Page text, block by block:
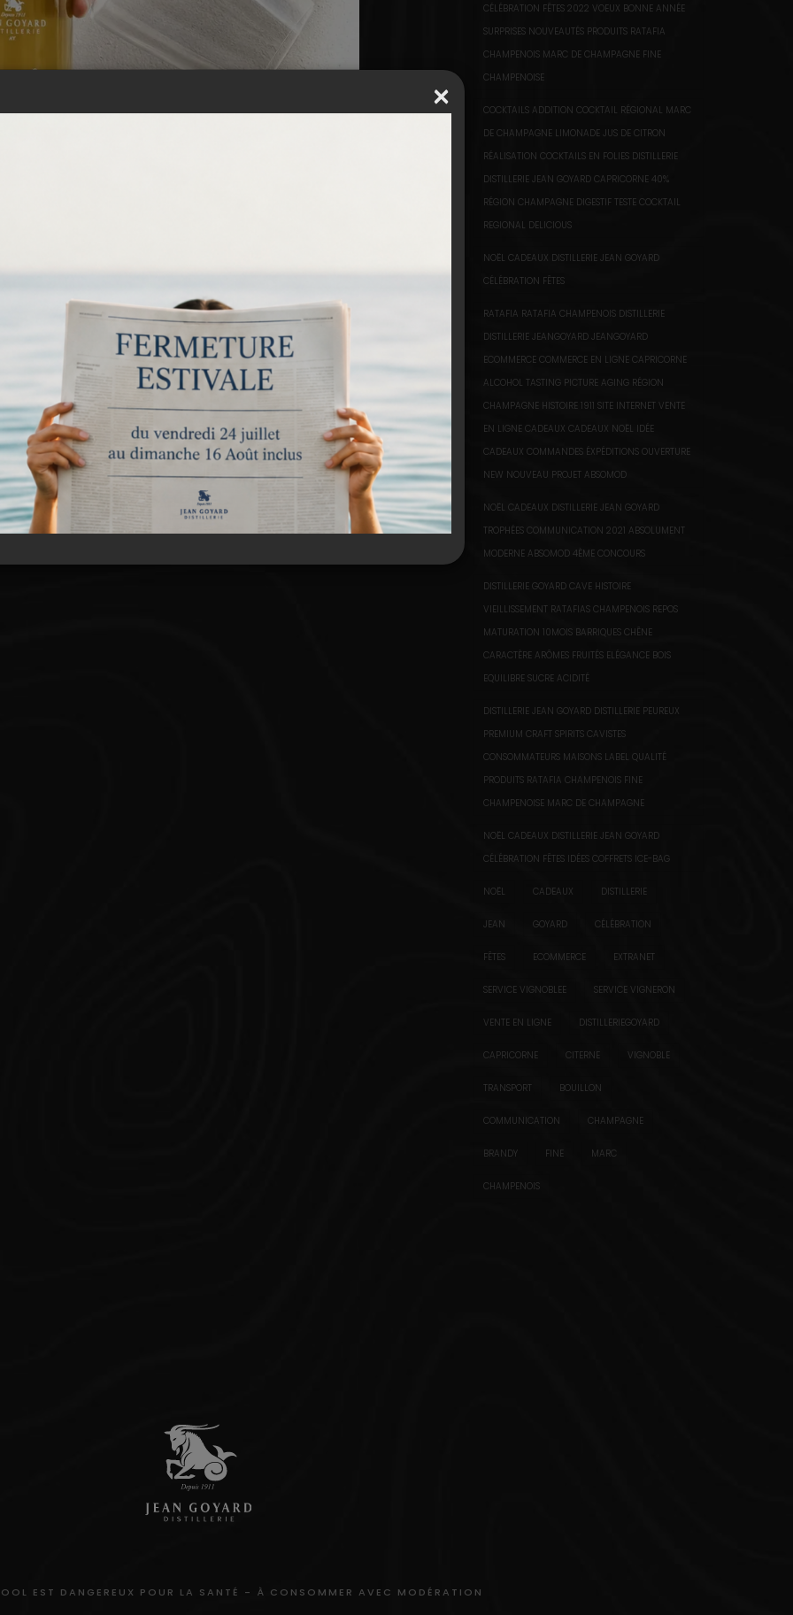
CÉLÉBRATION FÊTES 2022 VOEUX BONNE ANNÉE
SURPRISES NOUVEAUTÉS PRODUITS RATAFIA
CHAMPENOIS MARC DE CHAMPAGNE FINE
CHAMPENOISE
COCKTAILS ADDITION COCKTAIL RÉGIONAL MARC
DE CHAMPAGNE LIMONADE JUS DE CITRON
RÉALISATION COCKTAILS EN FOLIES DISTILLERIE
DISTILLERIE JEAN GOYARD CAPRICORNE 40%
RÉGION CHAMPAGNE DIGESTIF TESTE COCKTAIL
REGIONAL DELICIOUS
NOËL CADEAUX DISTILLERIE JEAN GOYARD
CÉLÉBRATION FÊTES
RATAFIA RATAFIA CHAMPENOIS DISTILLERIE
DISTILLERIE JEANGOYARD JEANGOYARD
ECOMMERCE COMMERCE EN LIGNE CAPRICORNE
ALCOHOL TASTING PICTURE AGING RÉGION
CHAMPAGNE HISTOIRE 1911 SITE INTERNET VENTE
EN LIGNE CADEAUX CADEAUX NOËL IDÉE
CADEAUX COMMANDES ÉXPÉDITIONS OUVERTURE
NEW NOUVEAU PROJET ABSOMOD
NOËL CADEAUX DISTILLERIE JEAN GOYARD
TROPHÉES COMMUNICATION 2021 ABSOLUMENT
MODERNE ABSOMOD 4ÈME CONCOURS
DISTILLERIE GOYARD CAVE HISTOIRE
VIEILLISSEMENT RATAFIAS CHAMPENOIS REPOS
MATURATION 10MOIS BARRIQUES CHÊNE
CARACTÈRE ARÔMES FRUITÉS ELÉGANCE BOIS
EQUILIBRE SUCRE ACIDITÉ
DISTILLERIE JEAN GOYARD DISTILLERIE PEUREUX
PREMIUM CRAFT SPIRITS CAVISTES
CONSOMMATEURS MAISONS LABEL QUALITÉ
PRODUITS RATAFIA CHAMPENOIS FINE
CHAMPENOISE MARC DE CHAMPAGNE
NOËL CADEAUX DISTILLERIE JEAN GOYARD
CÉLÉBRATION FÊTES IDÉES COFFRETS ICE-BAG
NOËL CADEAUX DISTILLERIE
JEAN GOYARD CÉLÉBRATION
FÊTES ECOMMERCE EXTRANET
SERVICE VIGNOBLEE SERVICE VIGNERON
VENTE EN LIGNE DISTILLERIEGOYARD
CAPRICORNE CITERNE VIGNOBLE
TRANSPORT BOUILLON
COMMUNICATION CHAMPAGNE
BRANDY FINE MARC
CHAMPENOIS
EST DANGEREUX POUR LA SANTÉ - À CONSOMMER AVEC MODÉRATION
×